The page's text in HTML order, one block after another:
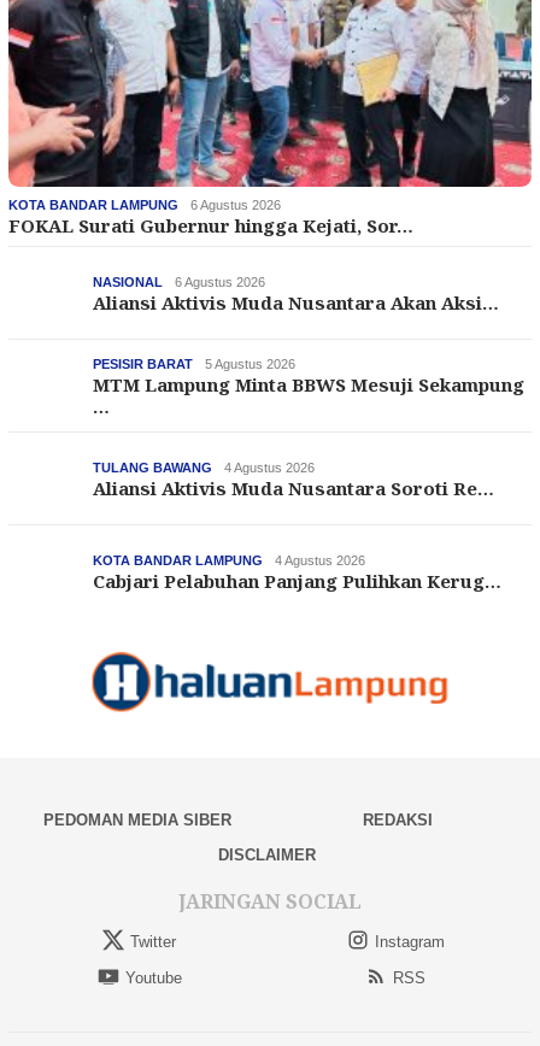
KOTA BANDAR LAMPUNG 6 Agustus 2026
FOKAL Surati Gubernur hingga Kejati, Sor…
NASIONAL 6 Agustus 2026
Aliansi Aktivis Muda Nusantara Akan Aksi…
PESISIR BARAT 5 Agustus 2026
MTM Lampung Minta BBWS Mesuji Sekampung
…
TULANG BAWANG 4 Agustus 2026
Aliansi Aktivis Muda Nusantara Soroti Re…
KOTA BANDAR LAMPUNG 4 Agustus 2026
Cabjari Pelabuhan Panjang Pulihkan Kerug…
PEDOMAN MEDIA SIBER
REDAKSI
DISCLAIMER
JARINGAN SOCIAL
Twitter
Instagram
Youtube
RSS